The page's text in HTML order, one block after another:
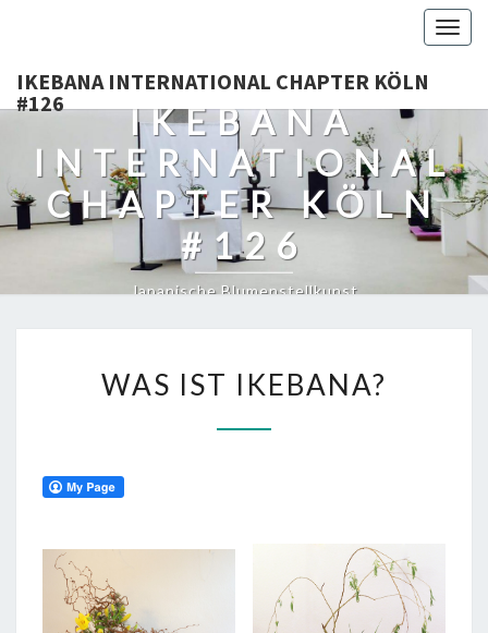
IKEBANA INTERNATIONAL CHAPTER KÖLN
#126
IKEBANA
INTERNATIONAL
CHAPTER KÖLN
#126
Japanische Blumenstellkunst
IST
WAS IST IKEBANA?